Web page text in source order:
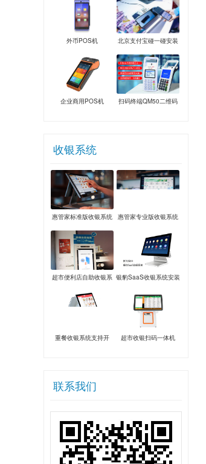
外币POS机 北京支付宝碰一碰安装
企业商用POS机
扫码终端QM50二维码
收银系统
惠管家标准版收银系统 惠管家专业版收银系统
超市便利店自助收银系
统
银豹SaaS收银系统安装
重餐收银系统支持开
超市收银扫码一体机
联系我们